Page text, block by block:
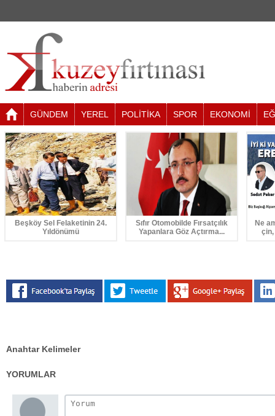
GÜNDEM YEREL POLİTİKA SPOR EKONOMİ
Beşköy Sel Felaketinin 24.
Yıldönümü
Sıfır Otomobilde Fırsatçılık
Yapanlara Göz Açtırma...
Ne
Anahtar Kelimeler
YORUMLAR